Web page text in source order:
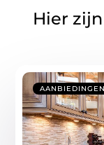
Hier
AANBIEDINGEN